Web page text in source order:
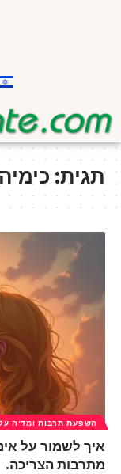
תגית:
השפעת תרבות ומדיה
איך לשמור על
מתרבות הצריכה.